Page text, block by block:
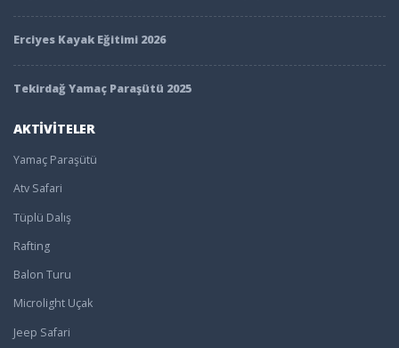
Erciyes Kayak Eğitimi 2026
Tekirdağ Yamaç Paraşütü 2025
AKTİVİTELER
Yamaç Paraşütü
Atv Safari
Tüplü Dalış
Rafting
Balon Turu
Microlight Uçak
Jeep Safari